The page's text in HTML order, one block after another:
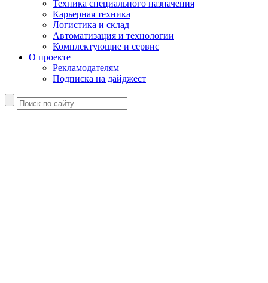
Техника специального назначения
Карьерная техника
Логистика и склад
Автоматизация и технологии
Комплектующие и сервис
О проекте
Рекламодателям
Подписка на дайджест